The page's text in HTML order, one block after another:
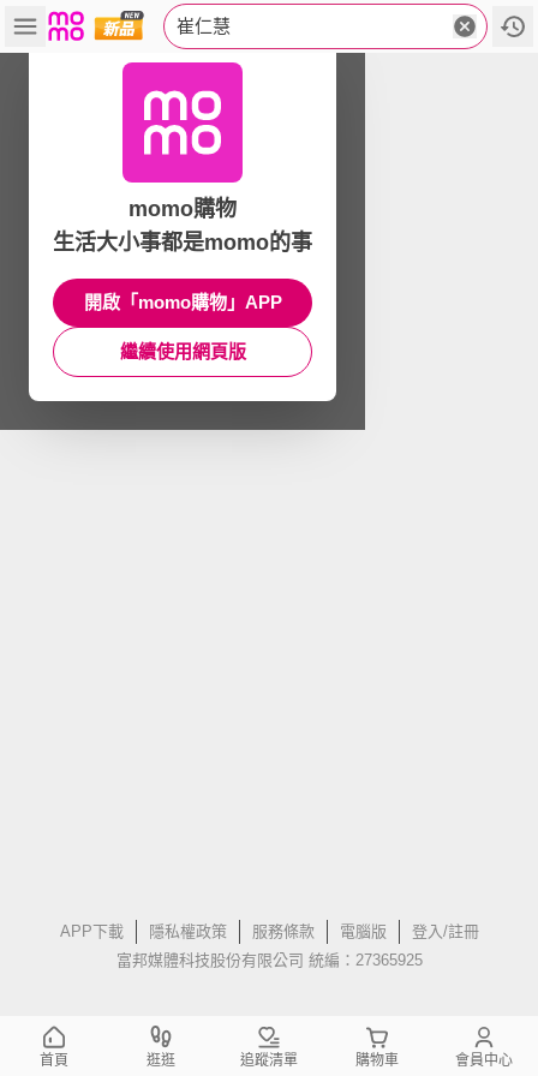
崔仁慧
APP下載 隱私權政策 服務條款 電腦版
登入/註冊
富邦媒體科技股份有限公司 統編：27365925
momo購物
生活大小事都是momo的事
開啟「momo購物」APP
繼續使用網頁版
首頁 逛逛 追蹤清單 購物車 會員中心